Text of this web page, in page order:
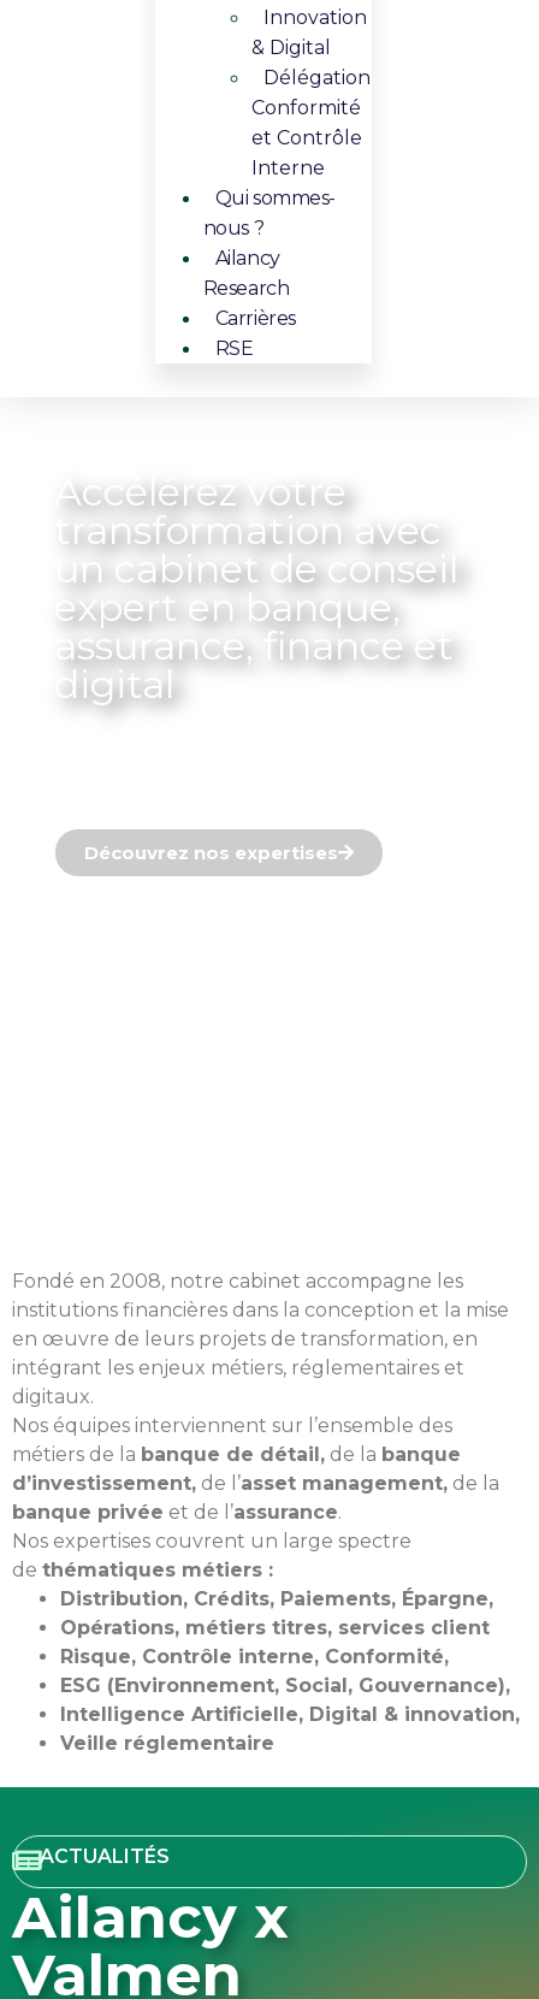
Innovation
& Digital​​
Délégation
Conformité
et Contrôle
Interne
Qui sommes-
nous ?
Ailancy
Research
Carrières
RSE
Accélérez votre
transformation avec
un cabinet de conseil
expert en banque,
assurance, finance et
digital
Découvrez nos expertises
Fondé en 2008, notre cabinet accompagne les
institutions financières dans la conception et la mise
en œuvre de leurs projets de transformation, en
intégrant les enjeux métiers, réglementaires et
digitaux.
Nos équipes interviennent sur l’ensemble des
métiers de la banque de détail, de la banque
d’investissement, de l’asset management, de la
banque privée et de l’assurance.
Nos expertises couvrent un large spectre
de thématiques métiers :
Distribution, Crédits, Paiements, Épargne,
Opérations, métiers titres, services client
Risque, Contrôle interne, Conformité,
ESG (Environnement, Social, Gouvernance),
Intelligence Artificielle, Digital & innovation,
Veille réglementaire
ACTUALITÉS
Ailancy x
Valmen